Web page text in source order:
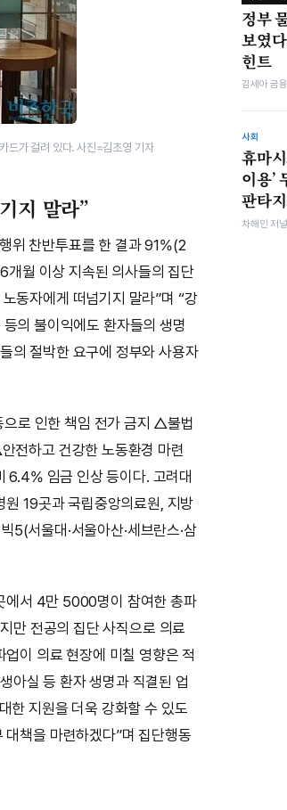
드가 걸려 있다. 사진=김초영 기자
지 말라”
위 찬반투표를 한 결과 91%(2
개월 이상 지속된 의사들의 집단
동자에게 떠넘기지 말라”며 “강
의 불이익에도 환자들의 생명
의 절박한 요구에 정부와 사용자
로 인한 책임 전가 금지 △불법
전하고 건강한 노동환경 마련
임금 인상 등이다. 고려대
19곳과 국립중앙의료원, 지방
5(서울대·서울아산·세브란스·삼
에서 4만 5000명이 참여한 총파
만 전공의 집단 사직으로 의료
이 의료 현장에 미칠 영향은 적
아실 등 환자 생명과 직결된 업
한 지원을 더욱 강화할 수 있도
책을 마련하겠다”며 집단행동
정부
보였
힌트
김세아 금
사회
휴마
이용’
판타
차해인 저